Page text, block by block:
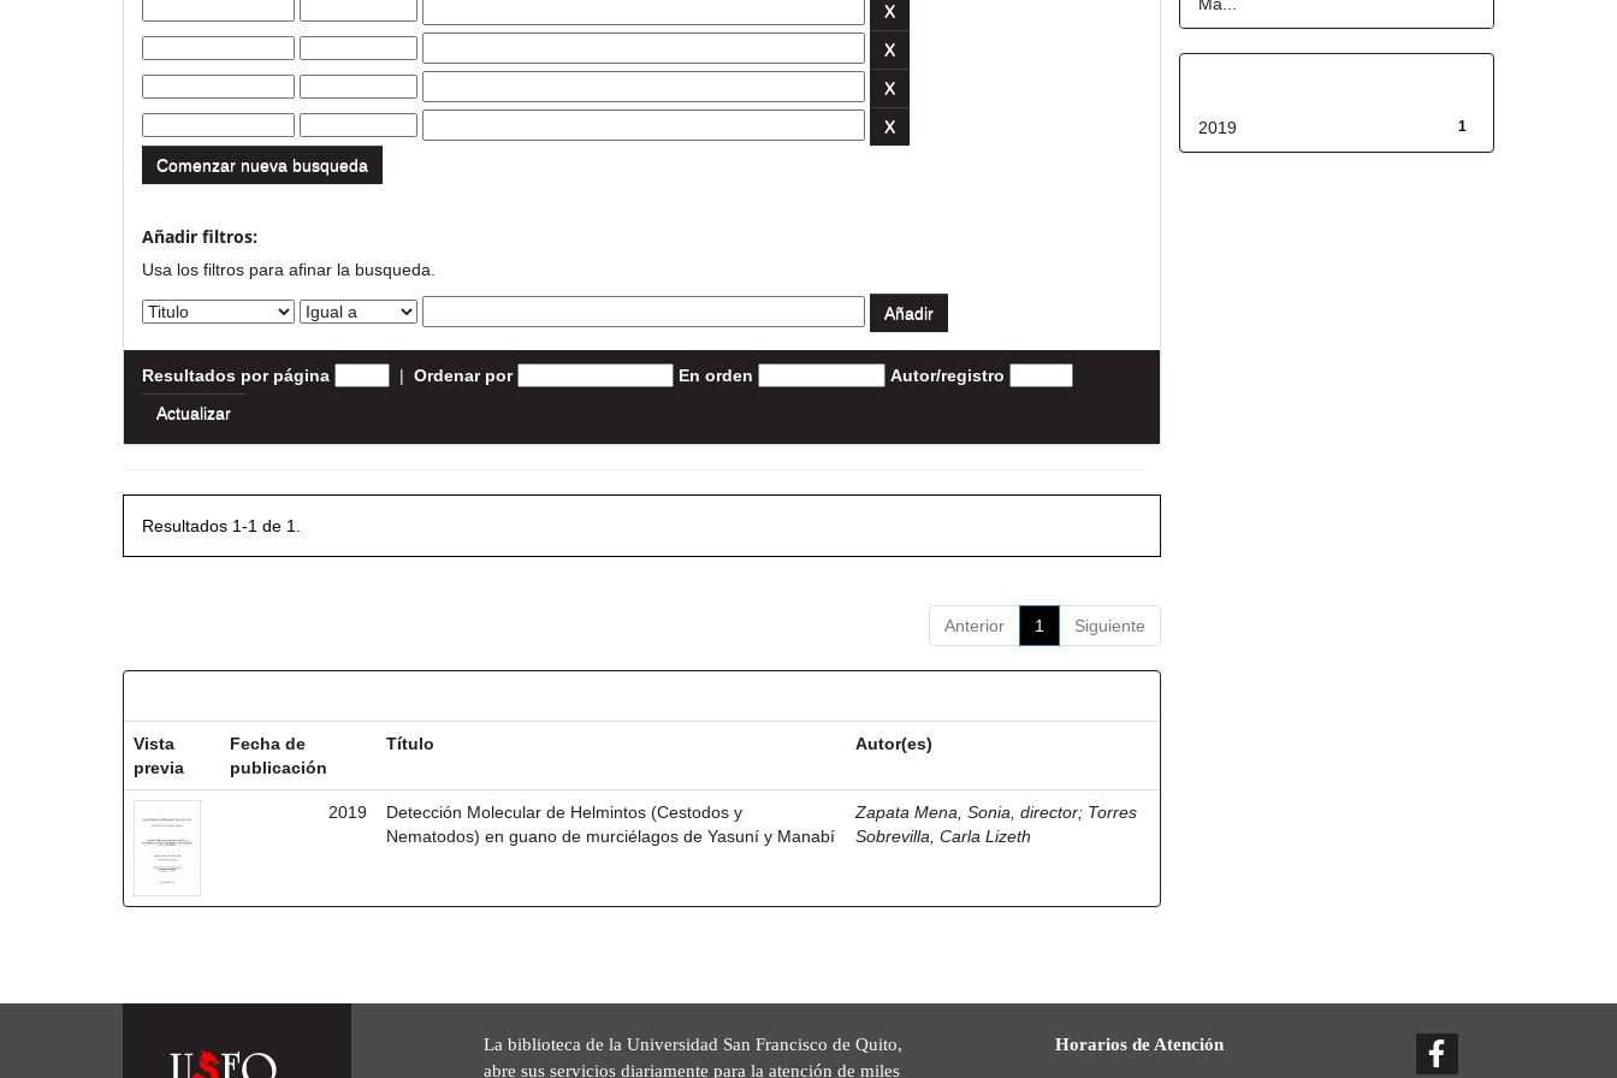
Comenzar nueva busqueda
Añadir filtros:
Usa los filtros para afinar la busqueda.
Resultados por página | Ordenar por En orden Autor/registro
Resultados 1-1 de 1.
Anterior 1 Siguiente
Vista
previa
Fecha de
publicación
Título Autor(es)
2019
Detección Molecular de Helmintos (Cestodos y
Nematodos) en guano de murciélagos de Yasuní y Manabí
Zapata Mena, Sonia, director; Torres
Sobrevilla, Carla Lizeth
1
2019
La biblioteca de la Universidad San Francisco de Quito,
abre sus servicios diariamente para la atención de miles
Horarios de Atención